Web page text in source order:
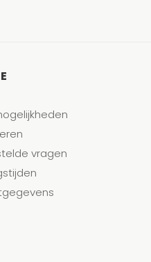
vragen